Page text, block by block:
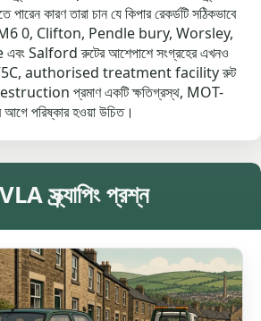
কারণ তারা চান যে কিপার রেকর্ডটি সঠিকভাবে
M6 0, Clifton, Pendle bury, Worsley,
Salford রুটের আশেপাশে সংগ্রহের এখনও
V5C, authorised treatment facility রুট
প্রমাণ একটি ক্ষতিগ্রস্থ, MOT-
আগে পরিষ্কার হওয়া উচিত।
স্ক্র্যাপিং প্রশ্ন